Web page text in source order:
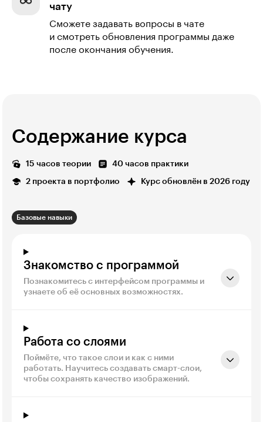
чату
Сможете задавать вопросы в чате
и смотреть обновления программы даже
после окончания обучения.
Содержание курса
15 часов теории 40 часов практики
2 проекта в портфолио Курс обновлён в 2026 году
Базовые навыки
Знакомство с программой
Познакомитесь с интерфейсом программы и
узнаете об её основных возможностях.
Работа со слоями
Поймёте, что такое слои и как с ними
работать. Научитесь создавать смарт-слои,
чтобы сохранять качество изображений.